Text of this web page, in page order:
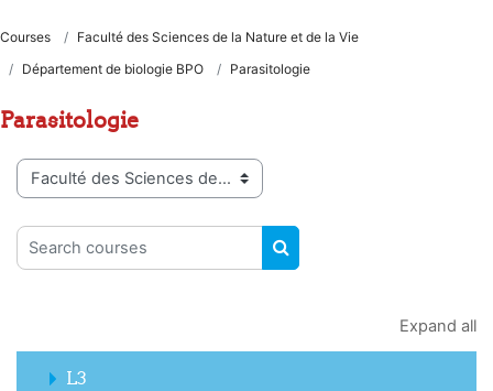
Courses
Faculté des Sciences de la Nature et de la Vie
Département de biologie BPO
Parasitologie
Parasitologie
Course categories
Search courses
SEARCH COURSES
Expand all
L3